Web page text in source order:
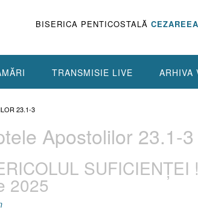
BISERICA PENTICOSTALĂ CEZAREEA
TRANSMISIE LIVE ARHIVA
23.1-3
Apostolilor 23.1-3
2025